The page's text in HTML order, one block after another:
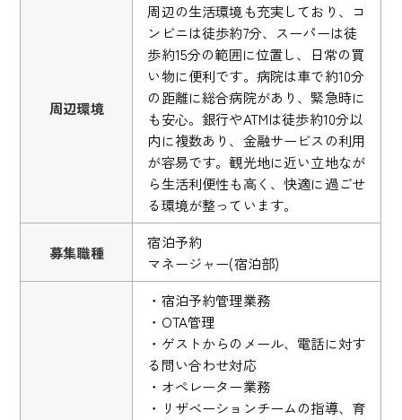
周辺環境
周辺の生活環境も充実しており、コ
ンビニは徒歩約7分、スーパーは徒
歩約15分の範囲に位置し、日常の買
い物に便利です。病院は車で約10分
の距離に総合病院があり、緊急時に
も安心。銀行やATMは徒歩約10分以
内に複数あり、金融サービスの利用
が容易です。観光地に近い立地なが
ら生活利便性も高く、快適に過ごせ
る環境が整っています。
募集職種
宿泊予約
マネージャー(宿泊部)
・宿泊予約管理業務
・OTA管理
・ゲストからのメール、電話に対す
る問い合わせ対応
・オペレーター業務
・リザベーションチームの指導、育